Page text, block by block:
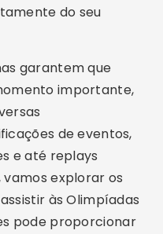
do seu
garantem que
importante,
de eventos,
e até replays
explorar os
às Olimpíadas
pode proporcionar